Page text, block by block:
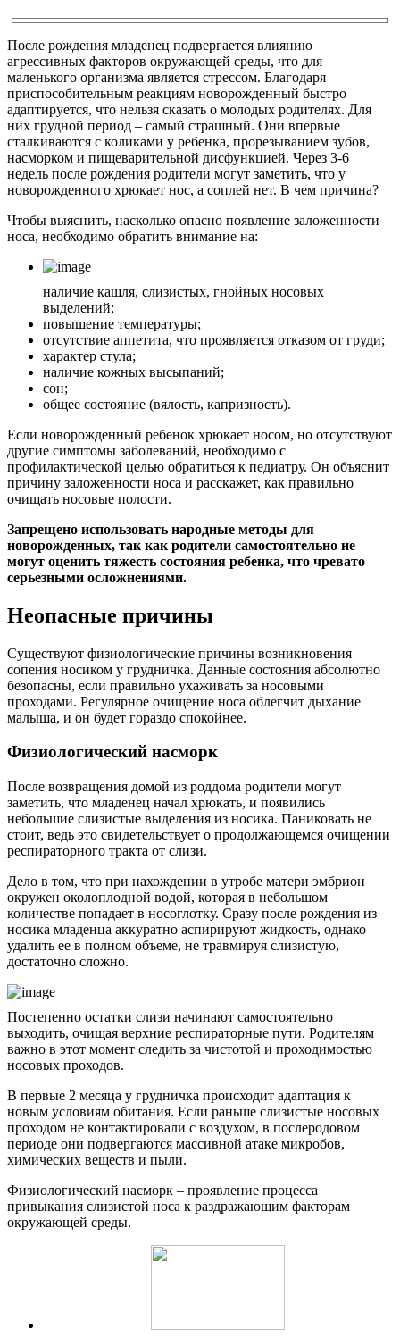
После рождения младенец подвергается влиянию
агрессивных факторов окружающей среды, что для
маленького организма является стрессом. Благодаря
приспособительным реакциям новорожденный быстро
адаптируется, что нельзя сказать о молодых родителях. Для
них грудной период – самый страшный. Они впервые
сталкиваются с коликами у ребенка, прорезыванием зубов,
насморком и пищеварительной дисфункцией. Через 3-6
недель после рождения родители могут заметить, что у
новорожденного хрюкает нос, а соплей нет. В чем причина?
Чтобы выяснить, насколько опасно появление заложенности
носа, необходимо обратить внимание на:
наличие кашля, слизистых, гнойных носовых
выделений;
повышение температуры;
отсутствие аппетита, что проявляется отказом от груди;
характер стула;
наличие кожных высыпаний;
сон;
общее состояние (вялость, капризность).
Если новорожденный ребенок хрюкает носом, но отсутствуют
другие симптомы заболеваний, необходимо с
профилактической целью обратиться к педиатру. Он объяснит
причину заложенности носа и расскажет, как правильно
очищать носовые полости.
Запрещено использовать народные методы для
новорожденных, так как родители самостоятельно не
могут оценить тяжесть состояния ребенка, что чревато
серьезными осложнениями.
Неопасные причины
Существуют физиологические причины возникновения
сопения носиком у грудничка. Данные состояния абсолютно
безопасны, если правильно ухаживать за носовыми
проходами. Регулярное очищение носа облегчит дыхание
малыша, и он будет гораздо спокойнее.
Физиологический насморк
После возвращения домой из роддома родители могут
заметить, что младенец начал хрюкать, и появились
небольшие слизистые выделения из носика. Паниковать не
стоит, ведь это свидетельствует о продолжающемся очищении
респираторного тракта от слизи.
Дело в том, что при нахождении в утробе матери эмбрион
окружен околоплодной водой, которая в небольшом
количестве попадает в носоглотку. Сразу после рождения из
носика младенца аккуратно аспирируют жидкость, однако
удалить ее в полном объеме, не травмируя слизистую,
достаточно сложно.
Постепенно остатки слизи начинают самостоятельно
выходить, очищая верхние респираторные пути. Родителям
важно в этот момент следить за чистотой и проходимостью
носовых проходов.
В первые 2 месяца у грудничка происходит адаптация к
новым условиям обитания. Если раньше слизистые носовых
проходом не контактировали с воздухом, в послеродовом
периоде они подвергаются массивной атаке микробов,
химических веществ и пыли.
Физиологический насморк – проявление процесса
привыкания слизистой носа к раздражающим факторам
окружающей среды.